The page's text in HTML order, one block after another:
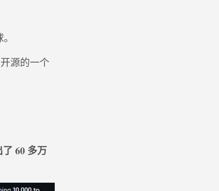
源的一个
60 多万